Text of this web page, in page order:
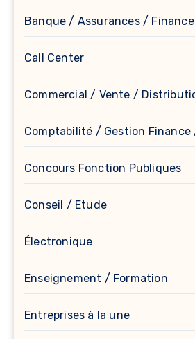
Banque / Assurances / Finance
Call Center
Commercial / Vente /
Comptabilité / Gestion
Concours Fonction Publiques
Conseil / Etude
Électronique
Enseignement / Formation
Entreprises à la une